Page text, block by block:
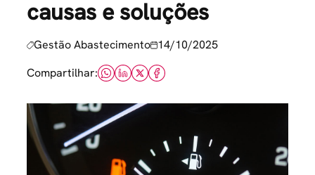
causas e soluções
Gestão Abastecimento 14/10/2025
Compartilhar: